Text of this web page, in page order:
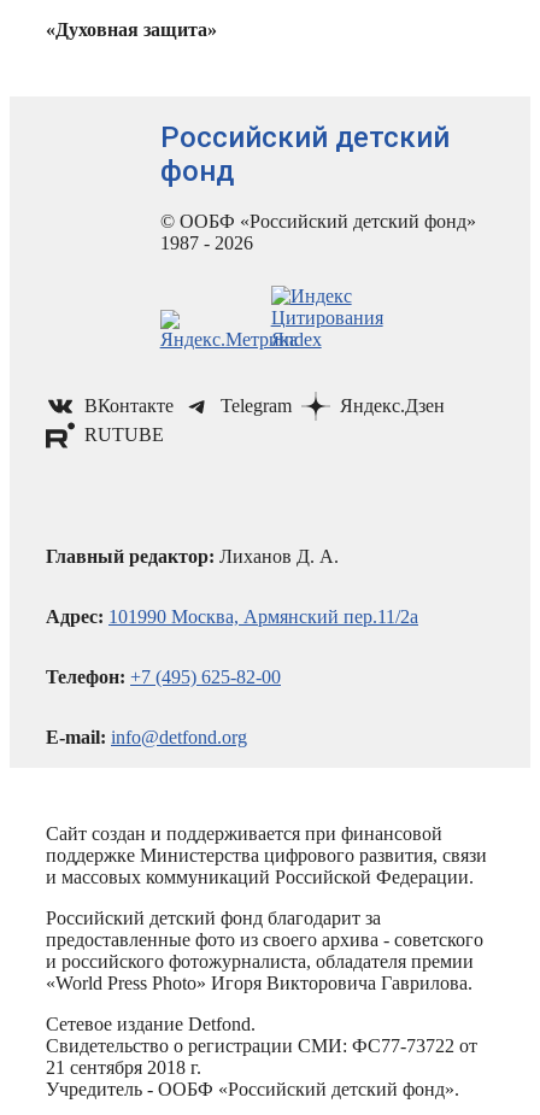
«Духовная защита»
Российский детский
фонд
© ООБФ «Российский детский фонд»
1987 - 2026
ВКонтакте Telegram
Яндекс.Дзен
RUTUBE
Главный редактор: Лиханов Д. А.
Адрес: 101990 Москва, Армянский пер.11/2а
Телефон: +7 (495) 625-82-00
E-mail: info@detfond.org
Сайт создан и поддерживается при финансовой
поддержке Министерства цифрового развития, связи
и массовых коммуникаций Российской Федерации.
Российский детский фонд благодарит за
предоставленные фото из своего архива - советского
и российского фотожурналиста, обладателя премии
«World Press Photo» Игоря Викторовича Гаврилова.
Сетевое издание Detfond.
Свидетельство о регистрации СМИ: ФС77-73722 от
21 сентября 2018 г.
Учредитель - ООБФ «Российский детский фонд».